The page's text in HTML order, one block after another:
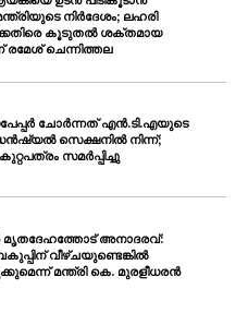
NOW
നിർദേശം; ലഹരി
കൂടുതൽ ശക്തമായ
രമേശ് ചെന്നിത്തല
ചോർന്നത് എൻ.ടി.എയുടെ
സെക്ഷനിൽ നിന്ന്;
സമർപ്പിച്ചു
മൃതദേഹത്തോട് അനാദരവ്:
വീഴ്ചയുണ്ടെങ്കിൽ
മന്ത്രി കെ. മുരളീധരൻ